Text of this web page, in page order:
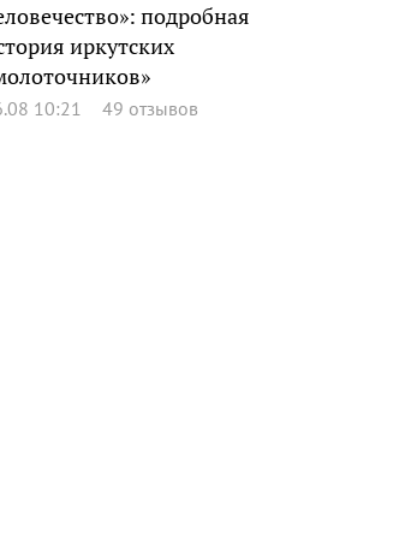
подробная
иркутских
10:21 49 отзывов